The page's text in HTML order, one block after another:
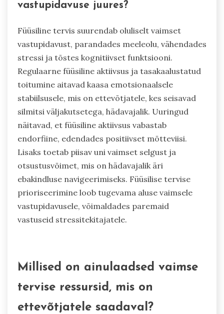
vastupidavuse juures?
Füüsiline tervis suurendab oluliselt vaimset
vastupidavust, parandades meeleolu, vähendades
stressi ja tõstes kognitiivset funktsiooni.
Regulaarne füüsiline aktiivsus ja tasakaalustatud
toitumine aitavad kaasa emotsionaalsele
stabiilsusele, mis on ettevõtjatele, kes seisavad
silmitsi väljakutsetega, hädavajalik. Uuringud
näitavad, et füüsiline aktiivsus vabastab
endorfiine, edendades positiivset mõtteviisi.
Lisaks toetab piisav uni vaimset selgust ja
otsustusvõimet, mis on hädavajalik äri
ebakindluse navigeerimiseks. Füüsilise tervise
prioriseerimine loob tugevama aluse vaimsele
vastupidavusele, võimaldades paremaid
vastuseid stressitekitajatele.